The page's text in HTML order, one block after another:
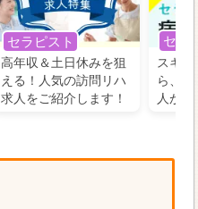
セラピスト
高年収＆土日休みを狙
える！人気の訪問リハ
求人をご紹介します！
セラ
スキ
ら、
人が